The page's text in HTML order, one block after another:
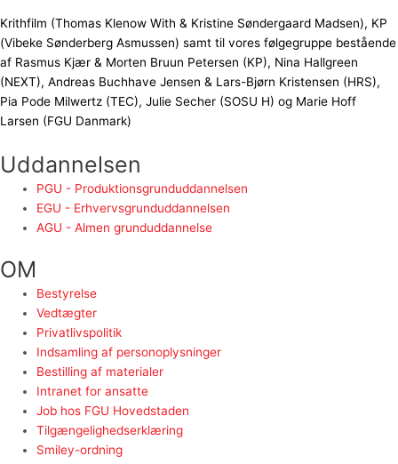
Krithfilm (Thomas Klenow With & Kristine Søndergaard Madsen), KP
(Vibeke Sønderberg Asmussen) samt til vores følgegruppe bestående
af Rasmus Kjær & Morten Bruun Petersen (KP), Nina Hallgreen
(NEXT), Andreas Buchhave Jensen & Lars-Bjørn Kristensen (HRS),
Pia Pode Milwertz (TEC), Julie Secher (SOSU H) og Marie Hoff
Larsen (FGU Danmark)
Uddannelsen
PGU - Produktionsgrunduddannelsen
EGU - Erhvervsgrunduddannelsen
AGU - Almen grunduddannelse
OM
Bestyrelse
Vedtægter
Privatlivspolitik
Indsamling af personoplysninger
Bestilling af materialer
Intranet for ansatte
Job hos FGU Hovedstaden
Tilgængelighedserklæring
Smiley-ordning